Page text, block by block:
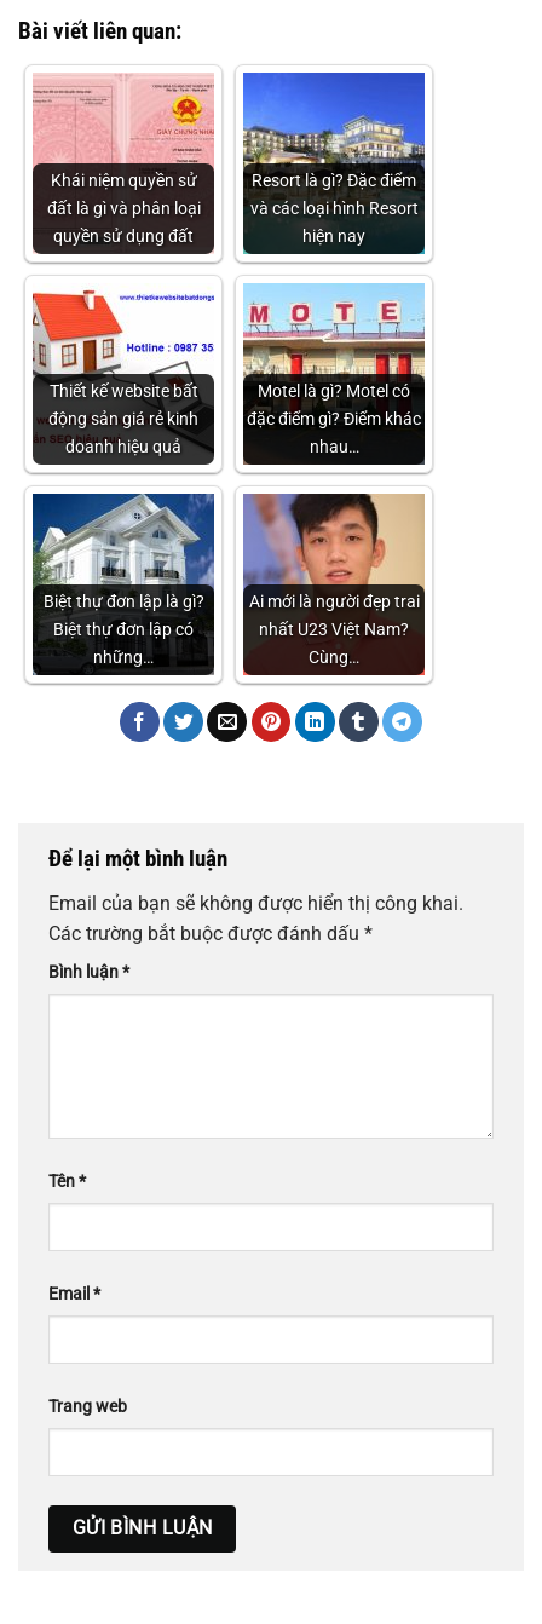
Bài viết liên quan:
Khái niệm quyền sử
đất là gì và phân loại
quyền sử dụng đất
Resort là gì? Đặc điểm
và các loại hình Resort
hiện nay
Thiết kế website bất
động sản giá rẻ kinh
doanh hiệu quả
Motel là gì? Motel có
đặc điểm gì? Điểm khác
nhau…
Biệt thự đơn lập là gì?
Biệt thự đơn lập có
những…
Ai mới là người đẹp trai
nhất U23 Việt Nam?
Cùng…
Để lại một bình luận
Email của bạn sẽ không được hiển thị công khai.
Các trường bắt buộc được đánh dấu *
Bình luận*
Tên*
Email *
Trang web